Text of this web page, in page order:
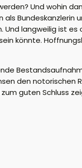
Und wohin
Bundeskanzlerin
langweilig ist es
könnte.
den notorischen
guten Schluss